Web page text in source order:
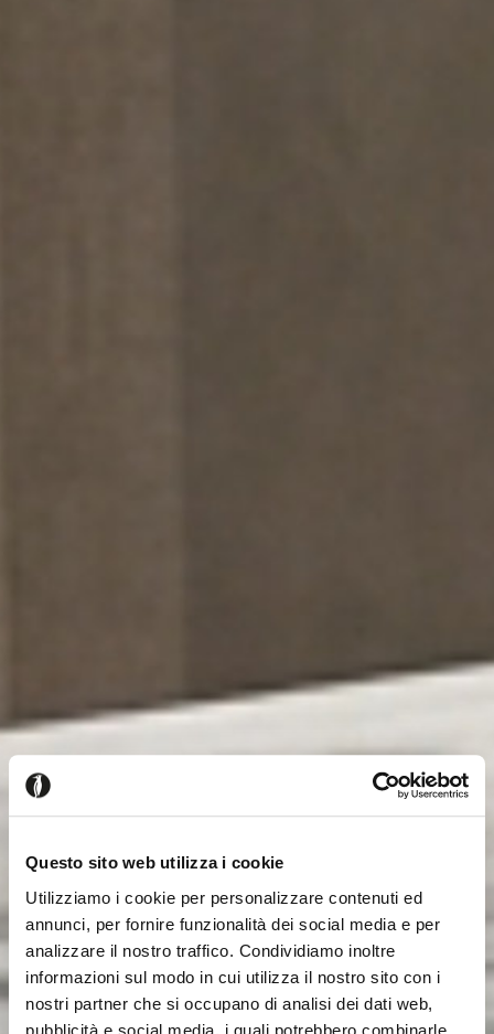
Questo sito web utilizza i cookie
Utilizziamo i cookie per personalizzare contenuti ed
annunci, per fornire funzionalità dei social media e per
analizzare il nostro traffico. Condividiamo inoltre
informazioni sul modo in cui utilizza il nostro sito con i
nostri partner che si occupano di analisi dei dati web,
pubblicità e social media, i quali potrebbero combinarle